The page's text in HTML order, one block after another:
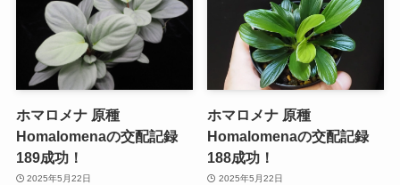
ホマロメナ 原種
Homalomenaの交配記録
189成功！
2025年5月22日
ホマロメナ 原種
Homalomenaの交配記録
188成功！
2025年5月22日